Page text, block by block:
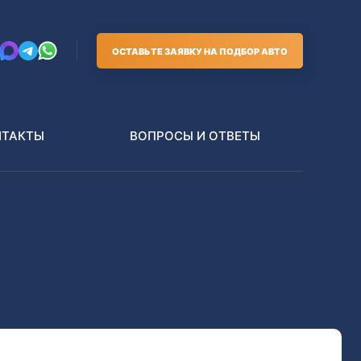
ОСТАВЬТЕ ЗАЯВКУ НА ПОДБОР АВТО
Nissan
ВОПРОСЫ И ОТВЕТЫ